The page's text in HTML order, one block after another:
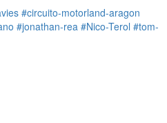
#circuito-motorland-aragon
#jonathan-rea #Nico-Terol #tom-